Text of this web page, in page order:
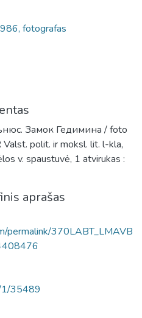
fotografas
Замок Гедимина / foto
Valst. polit. ir moksl. lit. l-kla,
v. spaustuvė, 1 atvirukas :
aprašas
permalink/370LABT_LMAVB
1/35489